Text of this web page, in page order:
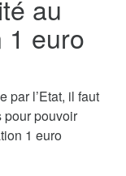
au
1 euro
par l’Etat, il faut
pour pouvoir
1 euro